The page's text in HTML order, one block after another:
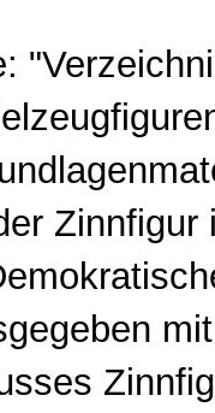
Zinnfigur